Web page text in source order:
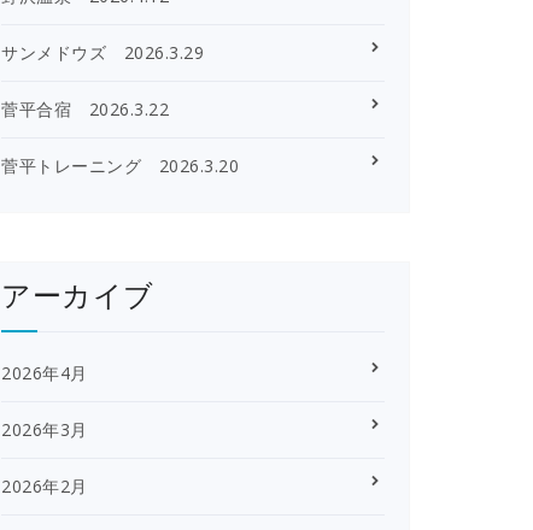
サンメドウズ 2026.3.29
菅平合宿 2026.3.22
菅平トレーニング 2026.3.20
アーカイブ
2026年4月
2026年3月
2026年2月